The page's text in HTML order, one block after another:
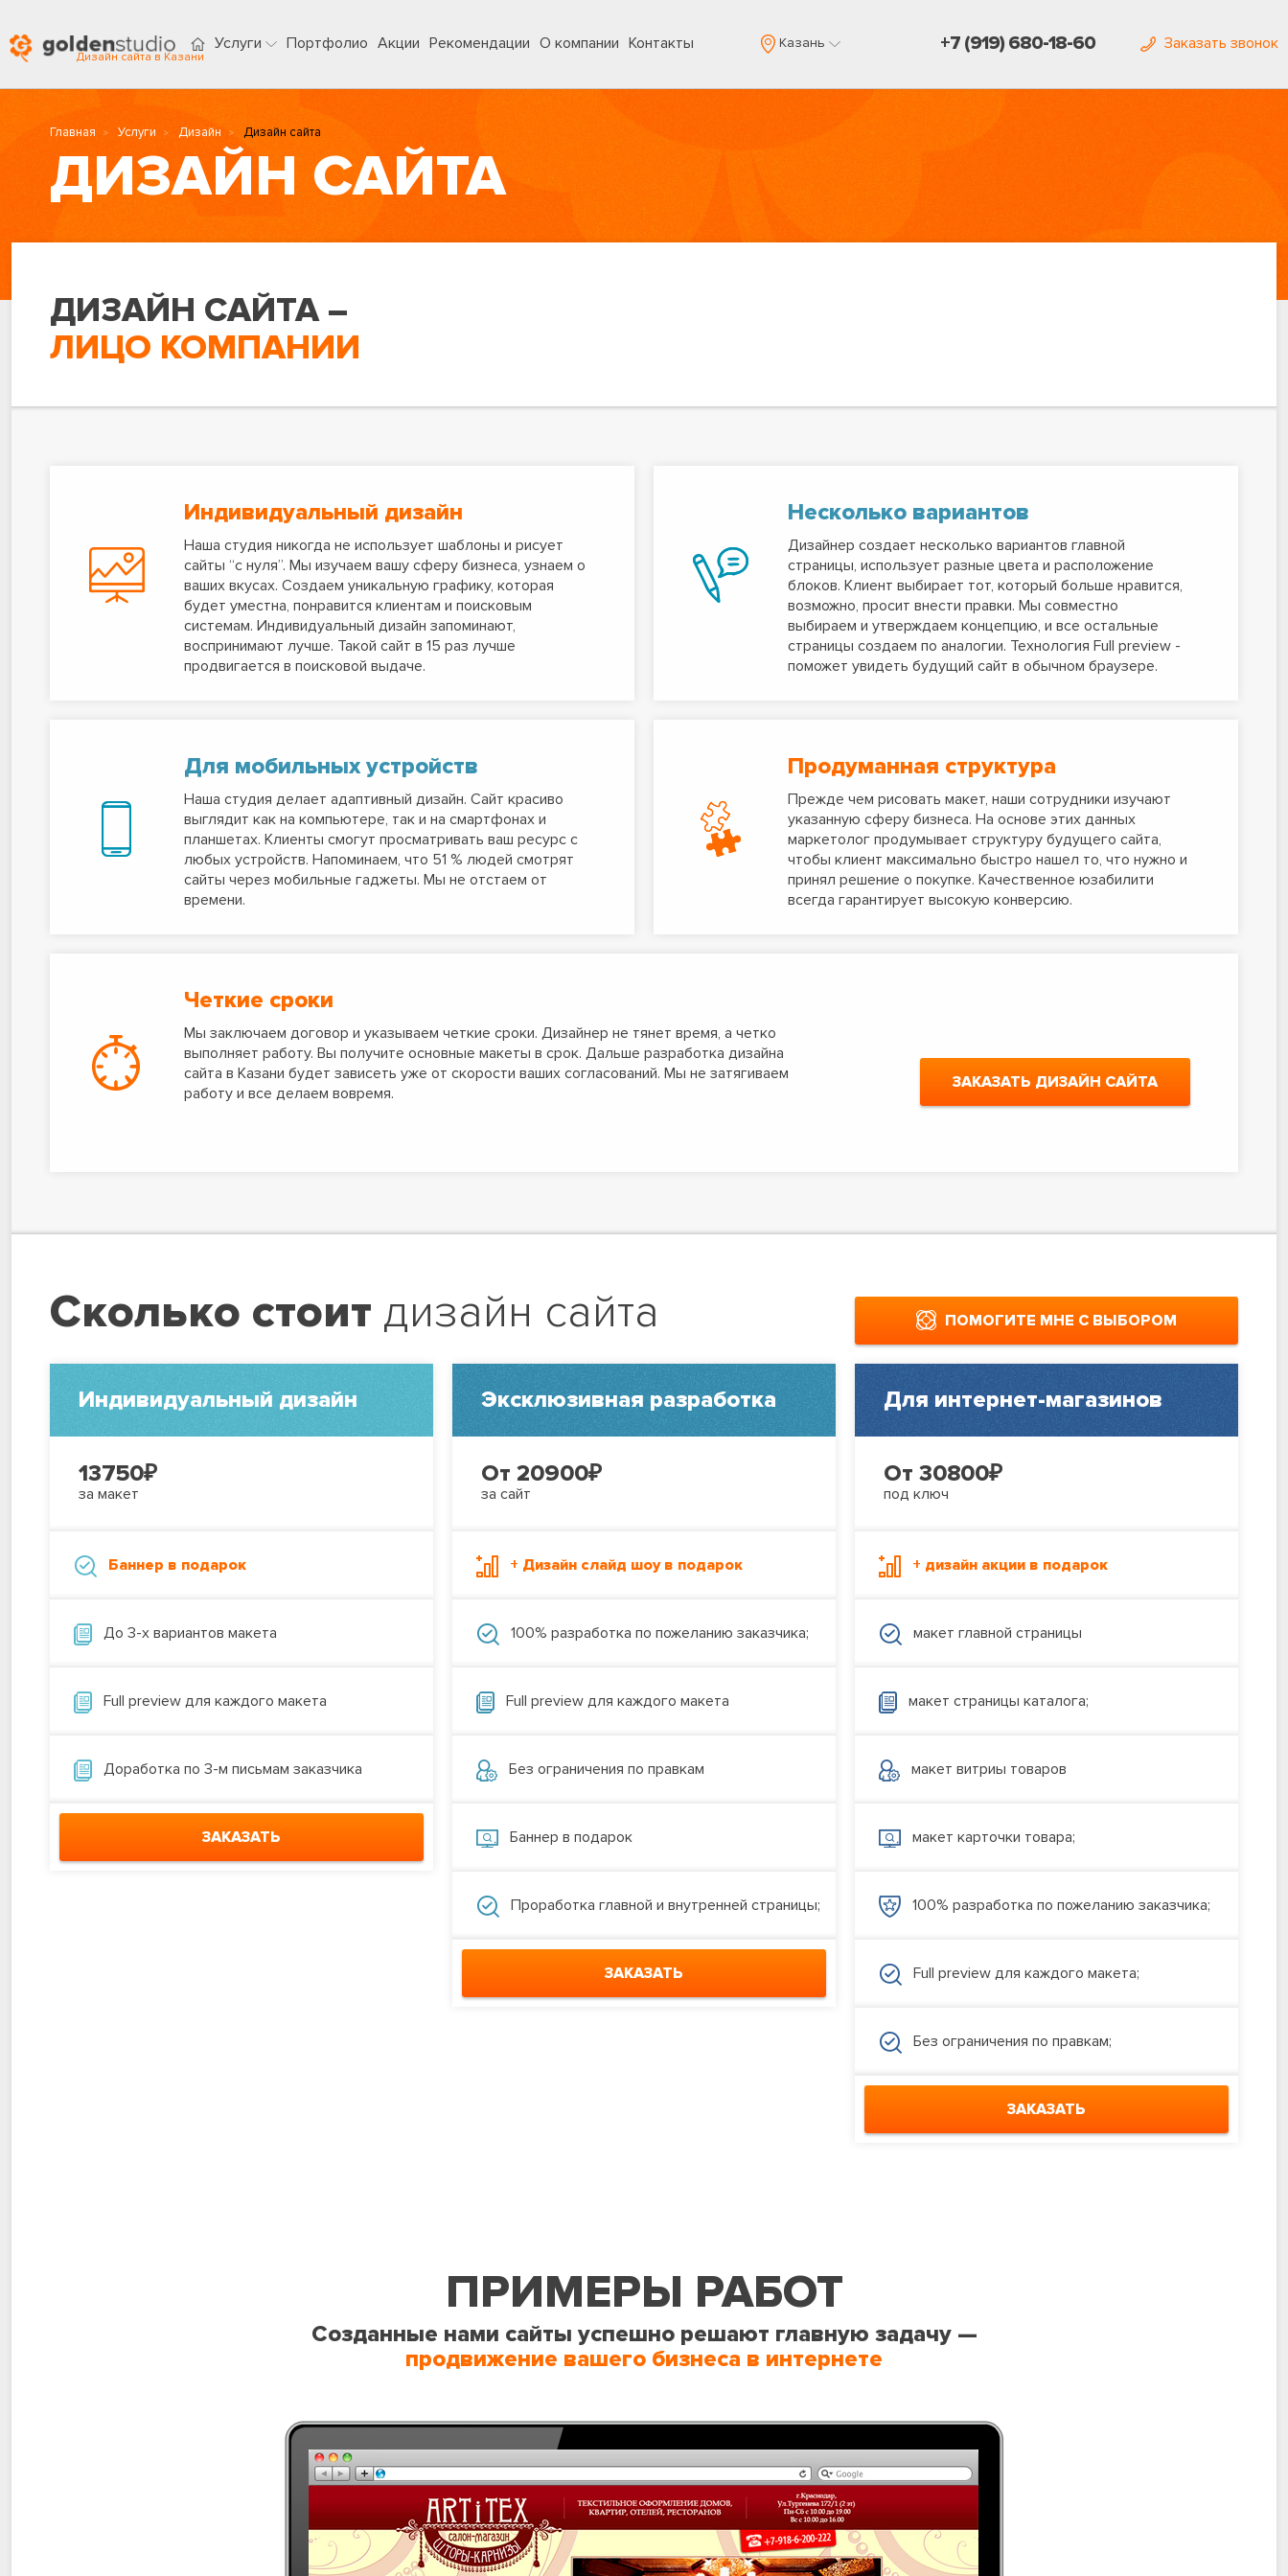
Дизайн сайта в Казани
Услуги Портфолио Акции Рекомендации О компании Контакты Казань +7 (919) 680-18-60 Заказать звонок
Главная Услуги Дизайн Дизайн сайта
ДИЗАЙН САЙТА
ДИЗАЙН САЙТА –
ЛИЦО КОМПАНИИ
Индивидуальный дизайн
Наша студия никогда не использует шаблоны и рисует
сайты “с нуля”. Мы изучаем вашу сферу бизнеса, узнаем о
ваших вкусах. Создаем уникальную графику, которая
будет уместна, понравится клиентам и поисковым
системам. Индивидуальный дизайн запоминают,
воспринимают лучше. Такой сайт в 15 раз лучше
продвигается в поисковой выдаче.
Несколько вариантов
Дизайнер создает несколько вариантов главной
страницы, использует разные цвета и расположение
блоков. Клиент выбирает тот, который больше нравится,
возможно, просит внести правки. Мы совместно
выбираем и утверждаем концепцию, и все остальные
страницы создаем по аналогии. Технология Full preview -
поможет увидеть будущий сайт в обычном браузере.
Для мобильных устройств
Наша студия делает адаптивный дизайн. Сайт красиво
выглядит как на компьютере, так и на смартфонах и
планшетах. Клиенты смогут просматривать ваш ресурс с
любых устройств. Напоминаем, что 51 % людей смотрят
сайты через мобильные гаджеты. Мы не отстаем от
времени.
Продуманная структура
Прежде чем рисовать макет, наши сотрудники изучают
указанную сферу бизнеса. На основе этих данных
маркетолог продумывает структуру будущего сайта,
чтобы клиент максимально быстро нашел то, что нужно и
принял решение о покупке. Качественное юзабилити
всегда гарантирует высокую конверсию.
Четкие сроки
Мы заключаем договор и указываем четкие сроки. Дизайнер не тянет время, а четко
выполняет работу. Вы получите основные макеты в срок. Дальше разработка дизайна
сайта в Казани будет зависеть уже от скорости ваших согласований. Мы не затягиваем
работу и все делаем вовремя.
ЗАКАЗАТЬ ДИЗАЙН САЙТА
Сколько стоит дизайн сайта ПОМОГИТЕ МНЕ С ВЫБОРОМ
Индивидуальный дизайн
13750₽
за макет
Баннер в подарок
До 3-х вариантов макета
Full preview для каждого макета
Доработка по 3-м письмам заказчика
ЗАКАЗАТЬ
Эксклюзивная разработка
От 20900₽
за сайт
+ Дизайн слайд шоу в подарок
100% разработка по пожеланию заказчика;
Full preview для каждого макета
Без ограничения по правкам
Баннер в подарок
Проработка главной и внутренней страницы;
ЗАКАЗАТЬ
Для интернет-магазинов
От 30800₽
под ключ
+ дизайн акции в подарок
макет главной страницы
макет страницы каталога;
макет витриы товаров
макет карточки товара;
100% разработка по пожеланию заказчика;
Full preview для каждого макета;
Без ограничения по правкам;
ЗАКАЗАТЬ
ПРИМЕРЫ РАБОТ
Созданные нами сайты успешно решают главную задачу —
продвижение вашего бизнеса в интернете